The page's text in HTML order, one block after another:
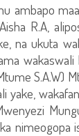
ambapo
R.A,
na ukuta
S.A.W)
nimeogopa